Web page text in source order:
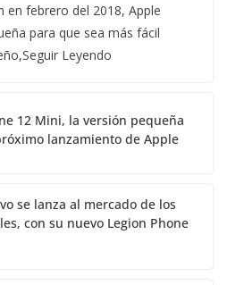
en febrero del 2018, Apple
para que sea más fácil
Leyendo
12 Mini, la versión pequeña
lanzamiento de Apple
se lanza al mercado de los
con su nuevo Legion Phone